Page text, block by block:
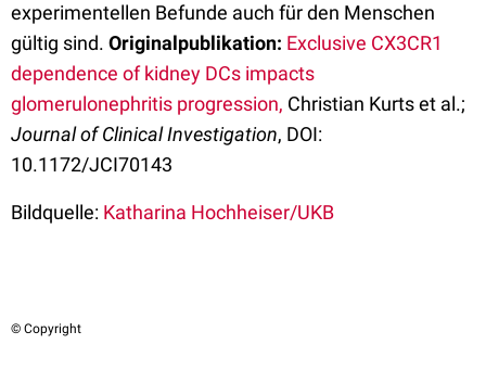
experimentellen Befunde auch für den Menschen
gültig sind. Originalpublikation: Exclusive CX3CR1
dependence of kidney DCs impacts
glomerulonephritis progression, Christian Kurts et al.;
Journal of Clinical Investigation, DOI:
10.1172/JCI70143
Bildquelle: Katharina Hochheiser/UKB
© Copyright